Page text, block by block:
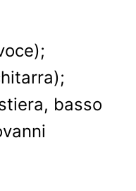
basso